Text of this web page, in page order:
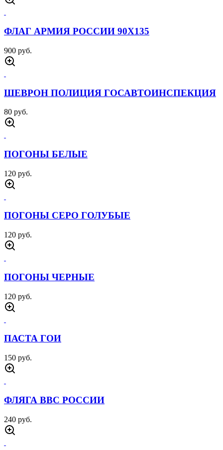
ФЛАГ АРМИЯ РОССИИ 90Х135
900 руб.
ШЕВРОН ПОЛИЦИЯ ГОСАВТОИНСПЕКЦИЯ
80 руб.
ПОГОНЫ БЕЛЫЕ
120 руб.
ПОГОНЫ СЕРО ГОЛУБЫЕ
120 руб.
ПОГОНЫ ЧЕРНЫЕ
120 руб.
ПАСТА ГОИ
150 руб.
ФЛЯГА ВВС РОССИИ
240 руб.